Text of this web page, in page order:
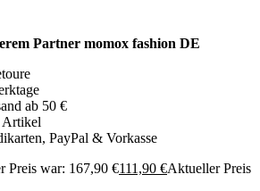
Partner momox fashion DE
ab 50 €
Artikel
PayPal & Vorkasse
Preis war: 167,90 €111,90 €Aktueller Preis